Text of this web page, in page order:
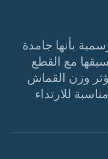
بأنها جامدة
مع القطع
وزن القماش
للارتداء